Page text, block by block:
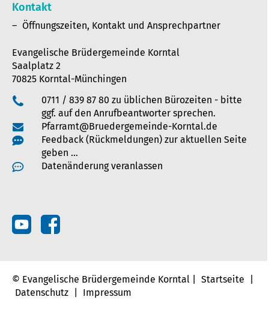
Kontakt
Öffnungszeiten, Kontakt und Ansprechpartner
Evangelische Brüdergemeinde Korntal
Saalplatz 2
70825 Korntal-Münchingen
0711 / 839 87 80 zu üblichen Bürozeiten - bitte
ggf. auf den Anrufbeantworter sprechen.
Pfarramt@Bruedergemeinde-Korntal.de
Feedback (Rückmeldungen) zur aktuellen Seite
geben …
Datenänderung veranlassen
© Evangelische Brüdergemeinde Korntal | Startseite
Datenschutz
Impressum